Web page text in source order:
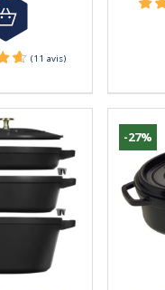
-27%